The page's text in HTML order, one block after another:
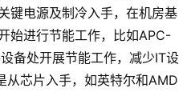
键电源及制冷入手，在机房基
始进行节能工作，比如APC-
备处开展节能工作，减少IT设
从芯片入手，如英特尔和AMD